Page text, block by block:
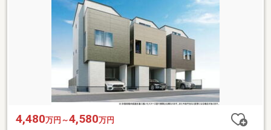
4,480万円～4,580万円